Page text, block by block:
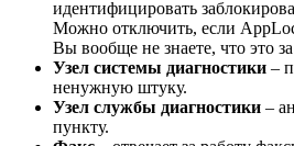
идентифицировать
Можно отключить, если
Вы вообще не знаете, что это за
Узел системы диагностики –
ненужную штуку.
Узел службы диагностики –
пункту.